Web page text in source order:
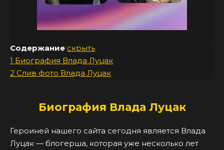
Содержание скрыть
1 Биография Влада Луцак
2 Слив фото Влада Луцак
Биография Влада Луцак
Героиней нашего сайта сегодня является Влада
Луцак — блогерша, которая уже несколько лет